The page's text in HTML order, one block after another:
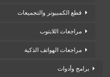
قطع الكمبيوتر والتجميعات
مراجعات اللابتوب
مراجعات الهواتف الذكية
برامج وأدوات